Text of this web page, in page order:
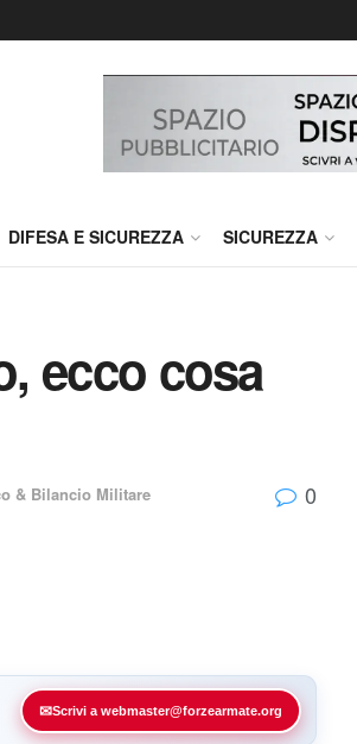
DIFESA E SICUREZZA SICUREZZA
ecco cosa
& Bilancio Militare 0
✉Scrivi a webmaster@forzearmate.org